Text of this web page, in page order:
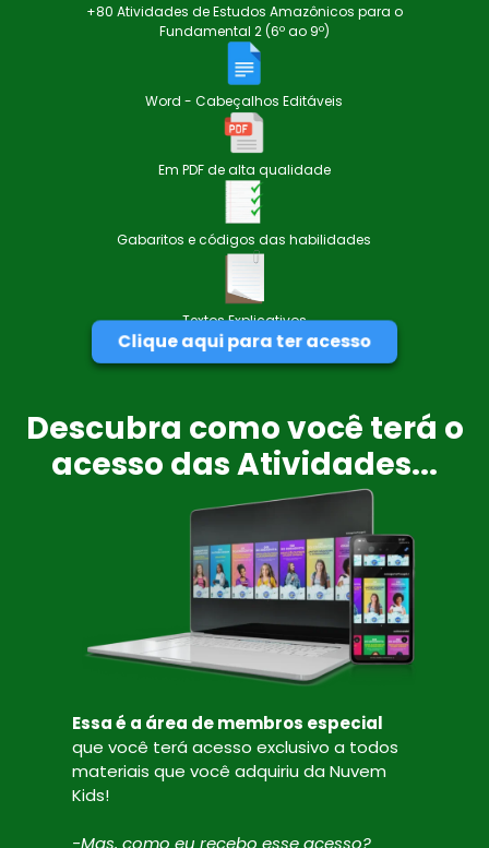
+80 Atividades de Estudos Amazônicos para o
Fundamental 2 (6º ao 9º)
Word - Cabeçalhos Editáveis
Em PDF de alta qualidade
Gabaritos e códigos das habilidades
Textos Explicativos
Clique aqui para ter acesso
Descubra como você terá o
acesso das Atividades...
Essa é a área de membros especial
que você terá acesso exclusivo a todos
materiais que você adquiriu da Nuvem
Kids!
-Mas, como eu recebo esse acesso?